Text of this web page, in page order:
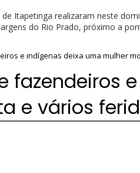
Itapetinga realizaram neste
do Rio Prado, próximo a
e indígenas deixa uma mulher
fazendeiros
e vários